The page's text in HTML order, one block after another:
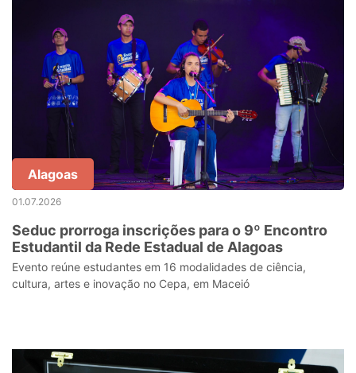
Alagoas
01.07.2026
Seduc prorroga inscrições para o 9º Encontro
Estudantil da Rede Estadual de Alagoas
Evento reúne estudantes em 16 modalidades de ciência,
cultura, artes e inovação no Cepa, em Maceió